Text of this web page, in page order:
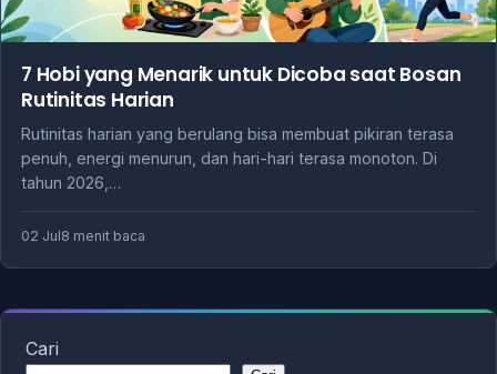
7 Hobi yang Menarik untuk Dicoba saat Bosan
Rutinitas Harian
Rutinitas harian yang berulang bisa membuat pikiran terasa
penuh, energi menurun, dan hari-hari terasa monoton. Di
tahun 2026,…
02 Jul8 menit baca
Cari